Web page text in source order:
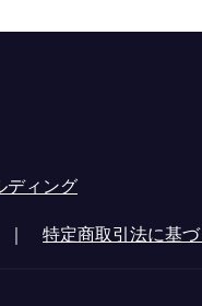
ディング
｜ 特定商取引法に基